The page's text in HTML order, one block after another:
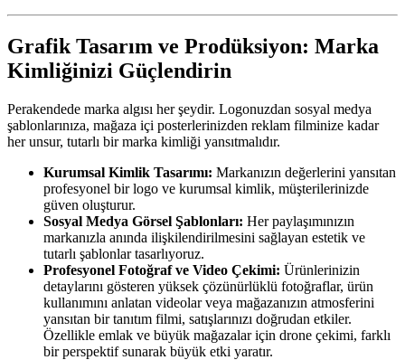
Grafik Tasarım ve Prodüksiyon: Marka
Kimliğinizi Güçlendirin
Perakendede marka algısı her şeydir. Logonuzdan sosyal medya
şablonlarınıza, mağaza içi posterlerinizden reklam filminize kadar
her unsur, tutarlı bir marka kimliği yansıtmalıdır.
Kurumsal Kimlik Tasarımı: Markanızın değerlerini yansıtan
profesyonel bir logo ve kurumsal kimlik, müşterilerinizde
güven oluşturur.
Sosyal Medya Görsel Şablonları: Her paylaşımınızın
markanızla anında ilişkilendirilmesini sağlayan estetik ve
tutarlı şablonlar tasarlıyoruz.
Profesyonel Fotoğraf ve Video Çekimi: Ürünlerinizin
detaylarını gösteren yüksek çözünürlüklü fotoğraflar, ürün
kullanımını anlatan videolar veya mağazanızın atmosferini
yansıtan bir tanıtım filmi, satışlarınızı doğrudan etkiler.
Özellikle emlak ve büyük mağazalar için drone çekimi, farklı
bir perspektif sunarak büyük etki yaratır.